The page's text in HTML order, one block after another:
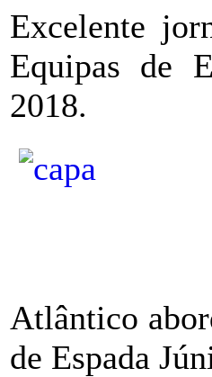
Excelente
Equipas de
2018.
Atlântico
de Espada